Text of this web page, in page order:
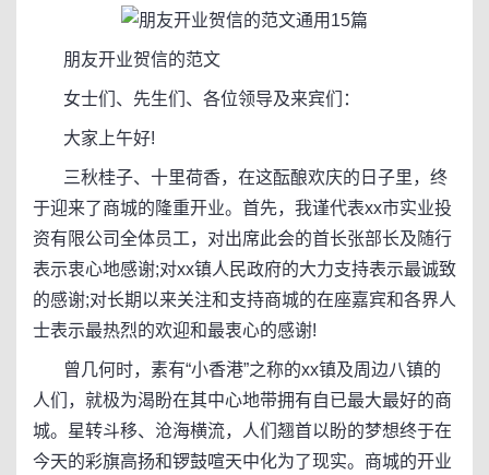
朋友开业贺信的范文
女士们、先生们、各位领导及来宾们：
大家上午好!
三秋桂子、十里荷香，在这酝酿欢庆的日子里，终
于迎来了商城的隆重开业。首先，我谨代表xx市实业投
资有限公司全体员工，对出席此会的首长张部长及随行
表示衷心地感谢;对xx镇人民政府的大力支持表示最诚致
的感谢;对长期以来关注和支持商城的在座嘉宾和各界人
士表示最热烈的欢迎和最衷心的感谢!
曾几何时，素有“小香港”之称的xx镇及周边八镇的
人们，就极为渴盼在其中心地带拥有自已最大最好的商
城。星转斗移、沧海横流，人们翘首以盼的梦想终于在
今天的彩旗高扬和锣鼓喧天中化为了现实。商城的开业